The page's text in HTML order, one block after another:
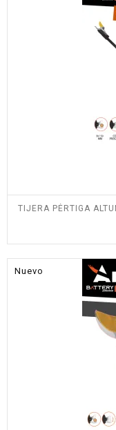
TIJERA PÉRTIGA
Nuevo